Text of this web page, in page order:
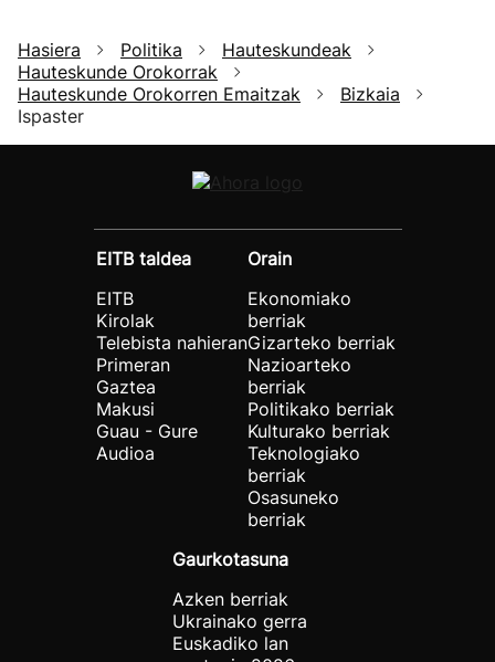
Hasiera Politika
Hauteskundeak
Hauteskunde Orokorrak
Hauteskunde Orokorren Emaitzak
Bizkaia
Ispaster
EITB taldea
EITB
Kirolak
Telebista nahieran
Primeran
Gaztea
Makusi
Guau - Gure
Audioa
Orain
Ekonomiako
berriak
Gizarteko berriak
Nazioarteko
berriak
Politikako berriak
Kulturako berriak
Teknologiako
berriak
Osasuneko
berriak
Gaurkotasuna
Azken berriak
Ukrainako gerra
Euskadiko lan